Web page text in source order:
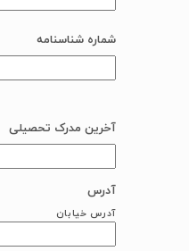
شماره شناسنامه
آخرین مدرک تحصیلی
آدرس
آدرس خیابان